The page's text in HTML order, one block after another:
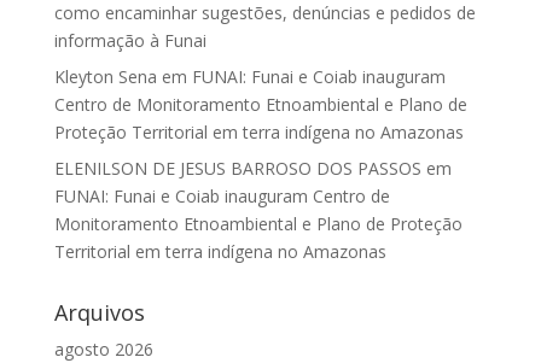
como encaminhar sugestões, denúncias e pedidos de
informação à Funai
Kleyton Sena em FUNAI: Funai e Coiab inauguram
Centro de Monitoramento Etnoambiental e Plano de
Proteção Territorial em terra indígena no Amazonas
ELENILSON DE JESUS BARROSO DOS PASSOS em
FUNAI: Funai e Coiab inauguram Centro de
Monitoramento Etnoambiental e Plano de Proteção
Territorial em terra indígena no Amazonas
Arquivos
agosto 2026